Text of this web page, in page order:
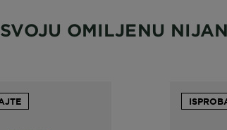
OMILJENU